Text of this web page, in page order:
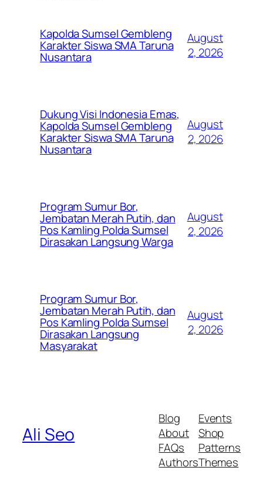
Kapolda Sumsel Gembleng
Karakter Siswa SMA Taruna
Nusantara
August
2, 2026
Dukung Visi Indonesia Emas,
Kapolda Sumsel Gembleng
Karakter Siswa SMA Taruna
Nusantara
August
2, 2026
Program Sumur Bor,
Jembatan Merah Putih, dan
Pos Kamling Polda Sumsel
Dirasakan Langsung Warga
August
2, 2026
Program Sumur Bor,
Jembatan Merah Putih, dan
Pos Kamling Polda Sumsel
Dirasakan Langsung
Masyarakat
August
2, 2026
Ali Seo
Blog
About
FAQs
Authors
Events
Shop
Patterns
Themes